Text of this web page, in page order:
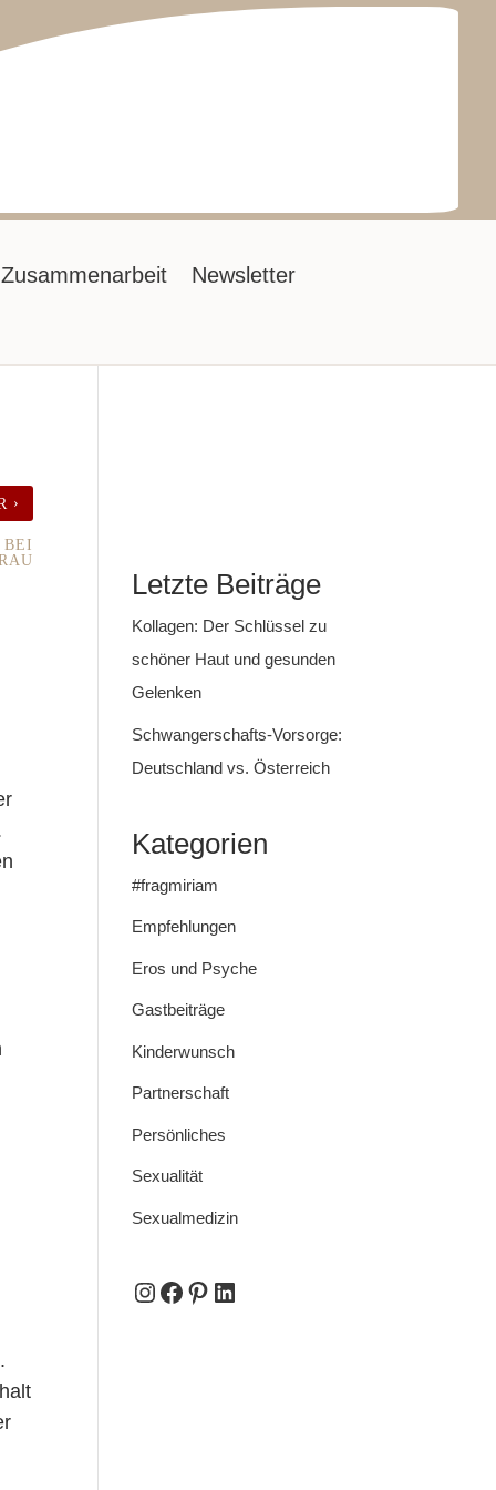
Zusammenarbeit
Newsletter
›
BEI
Letzte Beiträge
Kollagen: Der Schlüssel zu
schöner Haut und gesunden
Gelenken
Schwangerschafts-Vorsorge:
Deutschland vs. Österreich
Kategorien
#fragmiriam
Empfehlungen
Eros und Psyche
Gastbeiträge
Kinderwunsch
Partnerschaft
Persönliches
Sexualität
Sexualmedizin
Instagram
Facebook
Pinterest
LinkedIn